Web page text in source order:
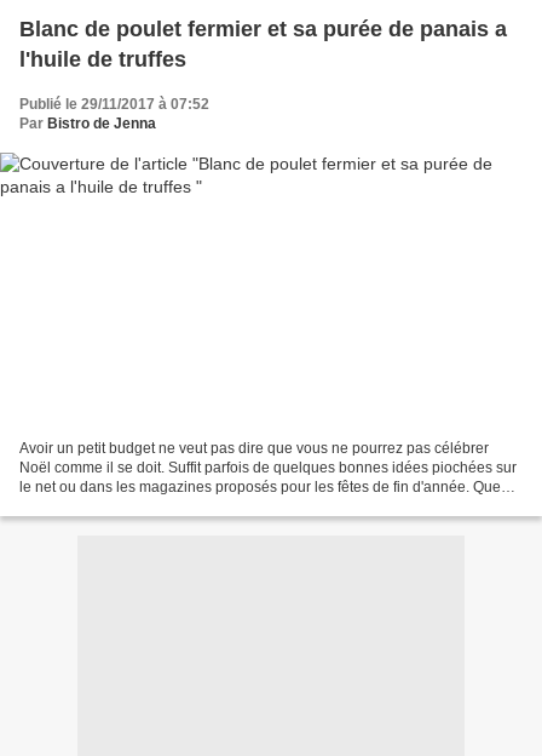
Blanc de poulet fermier et sa purée de panais a
l'huile de truffes
Publié le 29/11/2017 à 07:52
Par Bistro de Jenna
Avoir un petit budget ne veut pas dire que vous ne pourrez pas célébrer
Noël comme il se doit. Suffit parfois de quelques bonnes idées piochées sur
le net ou dans les magazines proposés pour les fêtes de fin d'année. Que